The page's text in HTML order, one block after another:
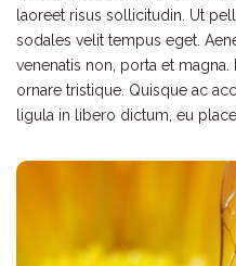
laoreet risus sollicitudin. Ut
sodales velit tempus eget.
venenatis non, porta et
ornare tristique. Quisque ac
ligula in libero dictum, eu